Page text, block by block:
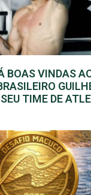
BOAS VINDAS
TIME DE